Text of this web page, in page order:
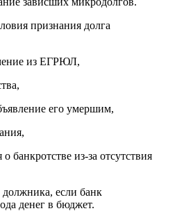
признания долга
из ЕГРЮЛ,
его умершим,
о банкротстве из-за отсутствия
должника, если банк
денег в бюджет.